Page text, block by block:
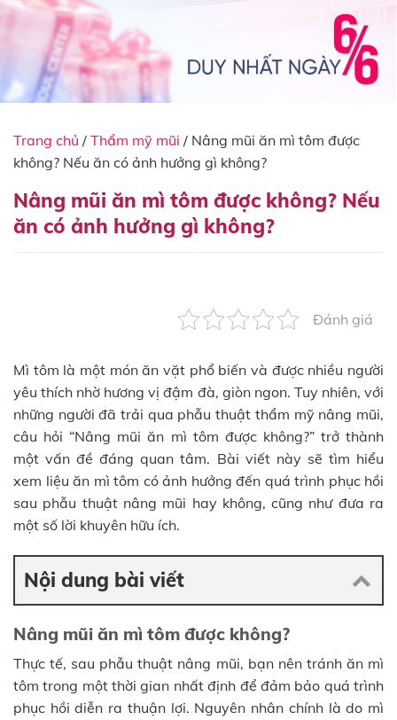
Trang chủ / Thẩm mỹ mũi / Nâng mũi ăn mì tôm được
không? Nếu ăn có ảnh hưởng gì không?
Nâng mũi ăn mì tôm được không? Nếu
ăn có ảnh hưởng gì không?
Đánh giá
Mì tôm là một món ăn vặt phổ biến và được nhiều người
yêu thích nhờ hương vị đậm đà, giòn ngon. Tuy nhiên, với
những người đã trải qua phẫu thuật thẩm mỹ nâng mũi,
câu hỏi “Nâng mũi ăn mì tôm được không?” trở thành
một vấn đề đáng quan tâm. Bài viết này sẽ tìm hiểu
xem liệu ăn mì tôm có ảnh hưởng đến quá trình phục hồi
sau phẫu thuật nâng mũi hay không, cũng như đưa ra
một số lời khuyên hữu ích.
Nội dung bài viết
Nâng mũi ăn mì tôm được không?
Thực tế, sau phẫu thuật nâng mũi, bạn nên tránh ăn mì
tôm trong một thời gian nhất định để đảm bảo quá trình
phục hồi diễn ra thuận lợi. Nguyên nhân chính là do mì